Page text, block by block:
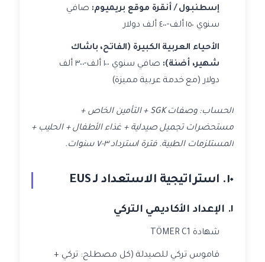
إسطنبول / أنقرة موقع بريميوم: صافي
سنوي ١٥٠ ألف-٤٠٠ ألف دولار
الأحياء العربية الكبيرة (الفاتح، باشاك
شهير، أضنة):
صافي سنوي ١٠٠ ألف-٣٠٠ ألف
دولار (مع خدمة عربية مميزة)
الحساب: وصفات SGK + التأمين الخاص +
مستحضرات تجميل صيدلية + غذاء الأطفال + الحليب +
المستلزمات الطبية. فترة استرداد ٣-٧ سنوات.
١٠. استراتيجية الاستعداد لـ EUS
١. الإعداد الأكاديمي التركي
شهادة TÖMER C1
قاموس تركي للصيدلة (كل مصطلح: تركي +